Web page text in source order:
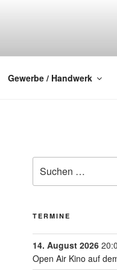
Gewerbe / Handwerk
TERMINE
14. August 2026
Open Air Kino auf